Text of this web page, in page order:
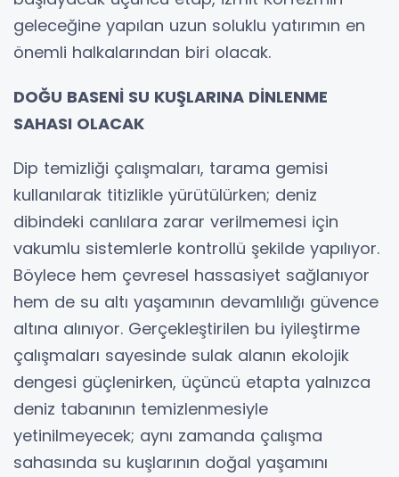
geleceğine yapılan uzun soluklu yatırımın en
önemli halkalarından biri olacak.
DOĞU BASENİ SU KUŞLARINA DİNLENME
SAHASI OLACAK
Dip temizliği çalışmaları, tarama gemisi
kullanılarak titizlikle yürütülürken; deniz
dibindeki canlılara zarar verilmemesi için
vakumlu sistemlerle kontrollü şekilde yapılıyor.
Böylece hem çevresel hassasiyet sağlanıyor
hem de su altı yaşamının devamlılığı güvence
altına alınıyor. Gerçekleştirilen bu iyileştirme
çalışmaları sayesinde sulak alanın ekolojik
dengesi güçlenirken, üçüncü etapta yalnızca
deniz tabanının temizlenmesiyle
yetinilmeyecek; aynı zamanda çalışma
sahasında su kuşlarının doğal yaşamını